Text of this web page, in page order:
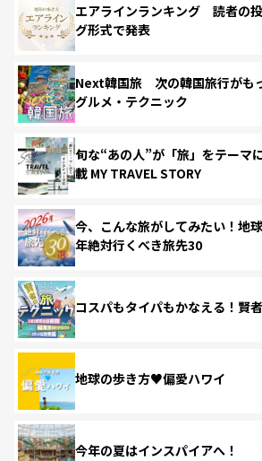
エアラインランキング 読者の
グ形式で発表
Next韓国旅 次の韓国旅行がも
グルメ・テクニック
旬な“あの人”が「旅」をテーマ
載 MY TRAVEL STORY
今、こんな旅がしてみたい！地
年絶対行くべき旅先30
コスパもタイパもかなえる！賢
地球の歩き方♥偏愛ハワイ
今年の夏はインスパイアへ！